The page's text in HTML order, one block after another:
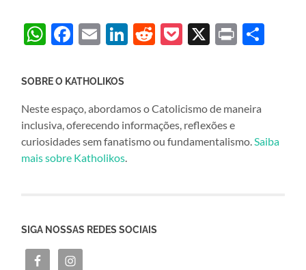
WhatsApp
Facebook
EmailLinkedIn
Reddit
Pocket
X Print
SOBRE O KATHOLIKOS
Neste espaço, abordamos o Catolicismo de maneira
inclusiva, oferecendo informações, reflexões e
curiosidades sem fanatismo ou fundamentalismo. Saiba
mais sobre Katholikos
SIGA NOSSAS REDES SOCIAIS